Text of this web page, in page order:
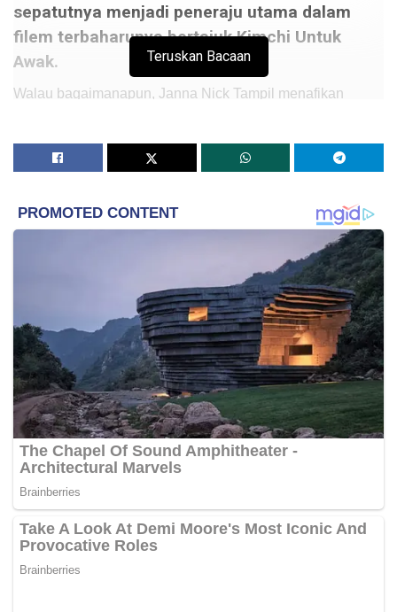
sepatutnya menjadi peneraju utama dalam
filem terbaharunya bertajuk Kimchi Untuk
Awak.
Walau bagaimanapun, Janna Nick Tampil menafikan
Susulan itu,Ã‚Â Ruhainies mengakui tidak mahu
dan Janna kerana kehadirannya dalam dunia hiburan
“SayaÃ‚Â tidak mahu mencari musuh dengan sesiapa
dalam industri kerana saya di sini mahu mencari
rezeki,” demikian menurutnya.
Tambah Ruhainies, dia tidak mahu pergaduhannya
denganÃ‚Â Janna jadi lebih teruk kerana yakin satu hari
nanti akan digandingkan bersama Janna di bawah satu
produksi yang sama.
Selain itu, Ruhainies memberitahu akan mendedahkan
mesej peribadi yang dihantar oleh Janna kepadanya bila
BACA:Ã‚Â
Teruskan Bacaan